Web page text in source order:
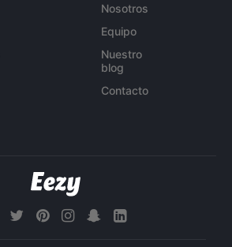
Nosotros
Equipo
Nuestro
blog
Contacto